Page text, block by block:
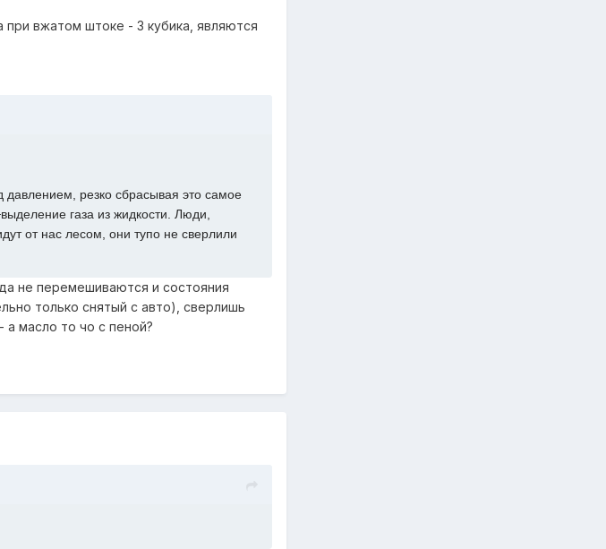
вжатом штоке - 3 кубика, являются
резко сбрасывая это самое
выделение газа из жидкости. Люди,
от нас лесом, они тупо не сверлили
не перемешиваются и состояния
только снятый с авто), сверлишь
а масло то чо с пеной?